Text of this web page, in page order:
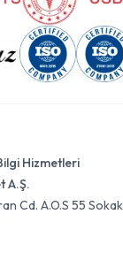
Hizmetleri
A.Ş.
Cd. A.O.S 55